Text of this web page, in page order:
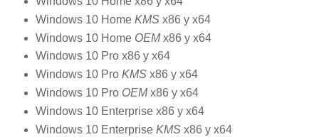
Windows 10 Home KMS x86 y x64
Windows 10 Home OEMx86 y x64
Windows 10 Pro x86 y x64
Windows 10 Pro KMS x86 y x64
Windows 10 Pro OEMx86 y x64
Windows 10 Enterprise x86 y x64
Windows 10 Enterprise KMS x86 y x64